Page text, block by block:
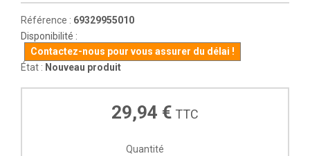
Référence : 69329955010
Disponibilité :
Contactez-nous pour vous assurer du délai !
État : Nouveau produit
29,94 € TTC
Quantité